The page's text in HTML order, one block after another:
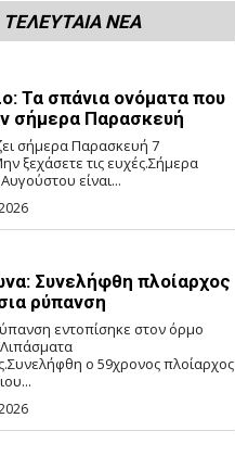
ΤΕΛΕΥΤΑΙΑ ΝΕΑ
Τα σπάνια ονόματα που
σήμερα Παρασκευή
σήμερα Παρασκευή 7
ξεχάσετε τις ευχές.Σήμερα
είναι...
Συνελήφθη πλοίαρχος
ρύπανση
εντοπίσηκε στον όρμο
ο 59χρονος πλοίαρχος